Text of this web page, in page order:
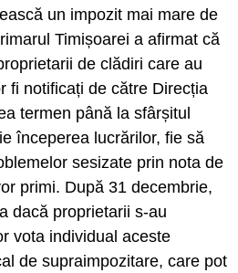
un impozit mai mare de
Timișoarei a afirmat că
de clădiri care au
fi notificați de către Direcția
termen până la sfârșitul
începerea lucrărilor, fie să
sesizate prin nota de
primi. După 31 decembrie,
dacă proprietarii s-au
vota individual aceste
de supraimpozitare, care pot